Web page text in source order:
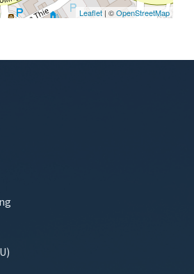
Leaflet | ©OpenStreetMap